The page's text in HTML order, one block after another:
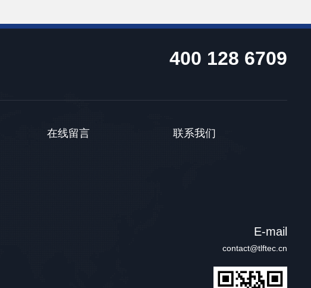
400 128 6709
在线留言 联系我们
E-mail
contact@tlftec.cn